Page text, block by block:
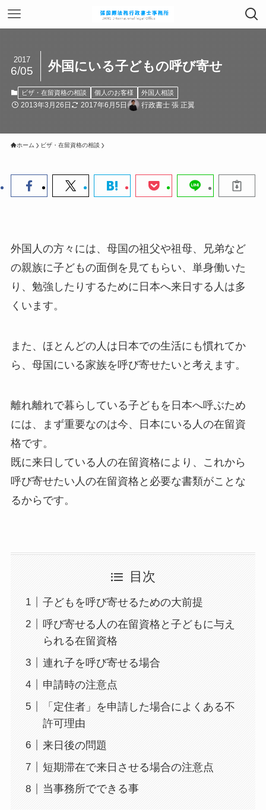
外国にいる子どもの呼び寄せ
2017
6/05
ビザ・在留資格の相談 個人のお客様 外国人相談
2013年3月26日 2017年6月5日 行政書士 張 正翼
ホーム ビザ・在留資格の相談
外国人の方々には、母国の祖父や祖母、兄弟など
の親族に子どもの面倒を見てもらい、単身働いた
り、勉強したりするために日本へ来日する人は多
くいます。
また、ほとんどの人は日本での生活にも慣れてか
ら、母国にいる家族を呼び寄せたいと考えます。
離れ離れで暮らしている子どもを日本へ呼ぶため
には、まず重要なのは今、日本にいる人の在留資
格です。
既に来日している人の在留資格により、これから
呼び寄せたい人の在留資格と必要な書類がことな
るからです。
目次
子どもを呼び寄せるための大前提
呼び寄せる人の在留資格と子どもに与え
られる在留資格
連れ子を呼び寄せる場合
申請時の注意点
「定住者」を申請した場合によくある不
許可理由
来日後の問題
短期滞在で来日させる場合の注意点
当事務所でできる事